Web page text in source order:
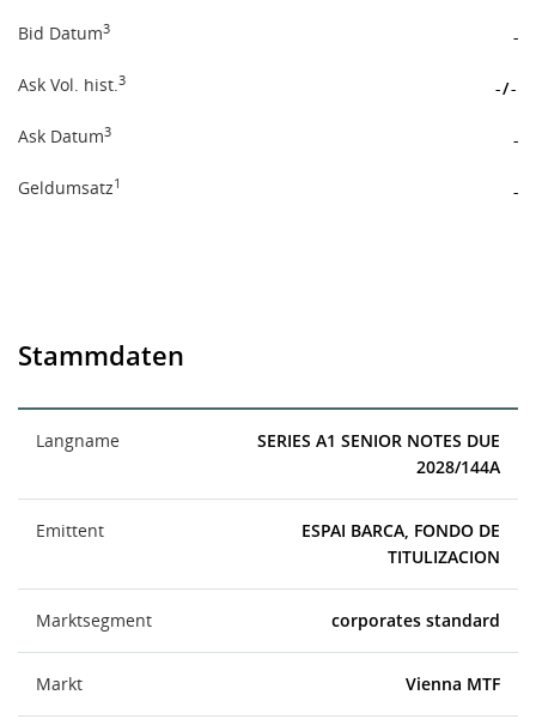
Bid Datum3 -
Ask Vol. hist.3 -/-
Ask Datum3 -
Geldumsatz1 -
Stammdaten
Langname
SERIES A1 SENIOR NOTES DUE
2028/144A
Emittent
ESPAI BARCA, FONDO DE
TITULIZACION
Marktsegment corporates standard
Markt Vienna MTF